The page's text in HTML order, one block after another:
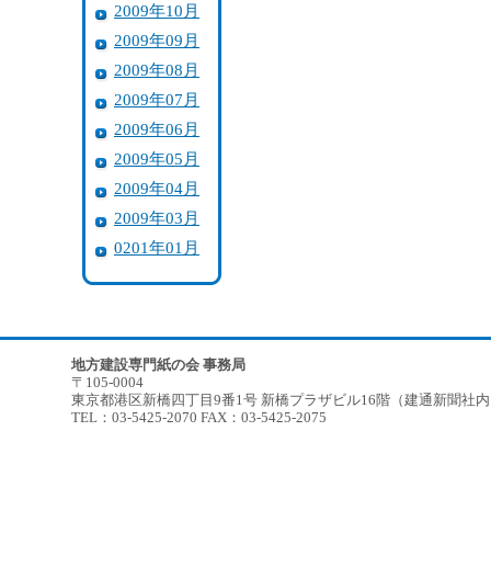
2009年10月
2009年09月
2009年08月
2009年07月
2009年06月
2009年05月
2009年04月
2009年03月
0201年01月
地方建設専門紙の会 事務局
〒105-0004
東京都港区新橋四丁目9番1号 新橋プラザビル16階（建通新聞社
TEL：03-5425-2070 FAX：03-5425-2075